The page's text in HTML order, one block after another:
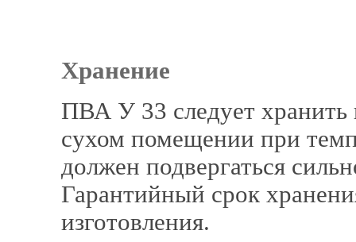
Хранение
ПВА У 33 следует хранить
сухом помещении при
должен подвергаться
Гарантийный срок
изготовления.